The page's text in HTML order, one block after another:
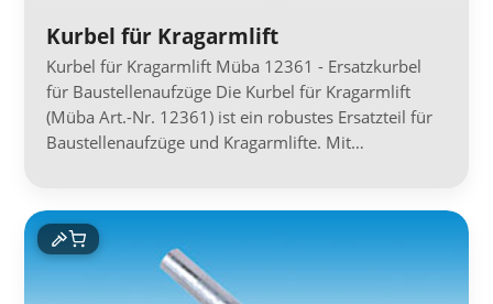
Kurbel für Kragarmlift
Kurbel für Kragarmlift Müba 12361 - Ersatzkurbel
für Baustellenaufzüge Die Kurbel für Kragarmlift
(Müba Art.-Nr. 12361) ist ein robustes Ersatzteil für
Baustellenaufzüge und Kragarmlifte. Mit…